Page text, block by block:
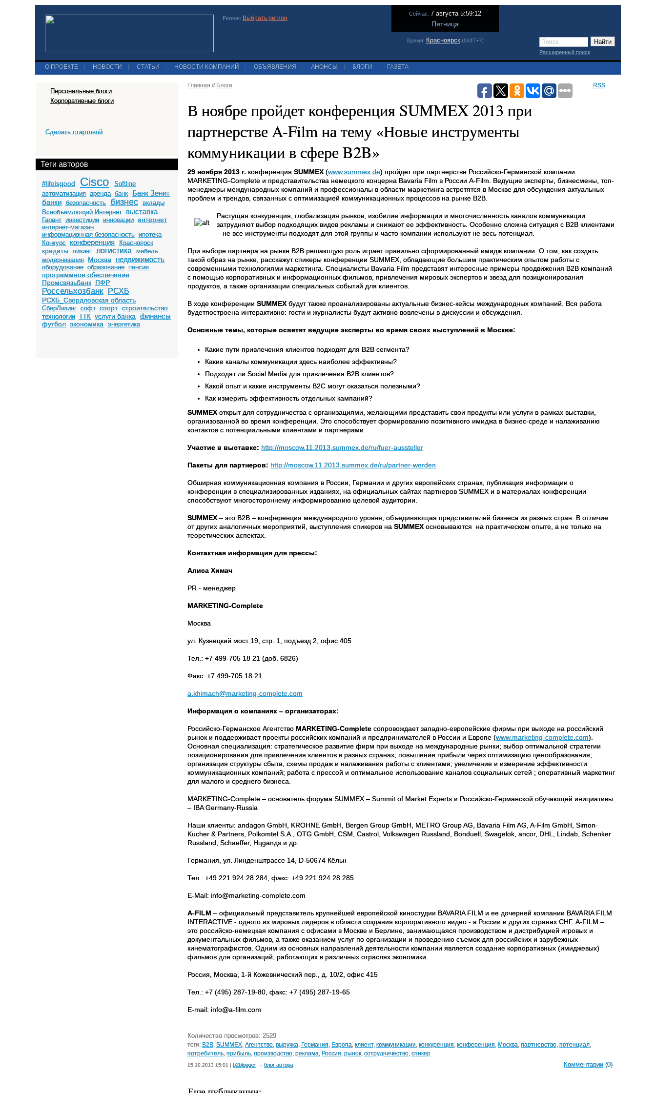
Регион: Выбрать регион
Сейчас: 7 августа 5:59:12
Пятница
Время: Красноярск(GMT+7)
Расширенный поиск
О ПРОЕКТЕ НОВОСТИ СТАТЬИ НОВОСТИ КОМПАНИЙ ОБЪЯВЛЕНИЯ АНОНСЫ БЛОГИ ГАЗЕТА
Персональные блоги
Корпоративные блоги
Сделать стартовой
Теги авторов
#lifeisgood Cisco
Softline
автоматизация аренда банк
Банк Зенит
банки безопасность бизнес
вклады
Всеобъемлющий Интернет
выставка
Гарант инвестиции инновации интернет
интернет-магазин
информационная безопасность ипотека
Конкурс
конференция Красноярск
кредиты лизинг логистика
мебель
модернизация
Москва недвижимость
оборудование образование пенсия
программное обеспечение
Промсвязьбанк ПФР
Россельхозбанк РСХБ
РСХБ_Свердловская область
СберЛизинг софт спорт строительство
технологии ТТК услуги банка финансы
футбол экономика энергетика
Главная // Блоги RSS
В ноябре пройдет конференция SUMMEX 2013 при
партнерстве A-Film на тему «Новые инструменты
коммуникации в сфере B2B»
29 ноября 2013 г. конференция SUMMEX (www.summex.de) пройдет при партнерстве Российско-Германской компании
MARKETING-Complete и представительства немецкого концерна Bavaria Film в России A-Film. Ведущие эксперты, бизнесмены, топ-
менеджеры международных компаний и профессионалы в области маркетинга встретятся в Москве для обсуждения актуальных
проблем и трендов, связанных с оптимизацией коммуникационных процессов на рынке B2B.
Растущая конкуренция, глобализация рынков, изобилие информации и многочисленность каналов коммуникации
затрудняют выбор подходящих видов рекламы и снижают ее эффективность. Особенно сложна ситуация с В2В клиентами
– не все инструменты подходят для этой группы и часто компании используют не весь потенциал.
При выборе партнера на рынке B2B решающую роль играет правильно сформированный имидж компании. О том, как создать
такой образ на рынке, расскажут спикеры конференции SUMMEX, обладающие большим практическим опытом работы с
современными технологиями маркетинга. Специалисты Bavaria Film представят интересные примеры продвижения В2В компаний
с помощью корпоративных и информационных фильмов, привлечения мировых экспертов и звезд для позиционирования
продуктов, а также организации специальных событий для клиентов.
В ходе конференции SUMMEX будут также проанализированы актуальные бизнес-кейсы международных компаний. Вся работа
будетпостроена интерактивно: гости и журналисты будут активно вовлечены в дискуссии и обсуждения.
Основные темы, которые осветят ведущие эксперты во время своих выступлений в Москве:
Какие пути привлечения клиентов подходят для В2В сегмента?
Какие каналы коммуникации здесь наиболее эффективны?
Подходят ли Social Media для привлечения В2В клиентов?
Какой опыт и какие инструменты В2С могут оказаться полезными?
Как измерить эффективность отдельных кампаний?
SUMMEX открыт для сотрудничества с организациями, желающими представить свои продукты или услуги в рамках выставки,
организованной во время конференции. Это способствует формированию позитивного имиджа в бизнес-среде и налаживанию
контактов с потенциальными клиентами и партнерами.
Участие в выставке: http://moscow.11.2013.summex.de/ru/fuer-aussteller
Пакеты для партнеров: http://moscow.11.2013.summex.de/ru/partner-werden
Обширная коммуникационная компания в России, Германии и других европейских странах, публикация информации о
конференции в специализированных изданиях, на официальных сайтах партнеров SUMMEX и в материалах конференции
способствуют многостороннему информированию целевой аудитории.
SUMMEX – это B2B – конференция международного уровня, объединяющая представителей бизнеса из разных стран. В отличие
от других аналогичных мероприятий, выступления спикеров на SUMMEX основываются на практическом опыте, а не только на
теоретических аспектах.
Контактная информация для прессы:
Алиса Химач
PR - менеджер
MARKETING-Complete
Москва
ул. Кузнецкий мост 19, стр. 1, подъезд 2, офис 405
Тел.: +7 499-705 18 21 (доб. 6826)
Факс: +7 499-705 18 21
a.khimach@marketing-complete.com
Информация о компаниях – организаторах:
Российско-Германское Агентство MARKETING-Complete сопровождает западно-европейские фирмы при выходе на российский
рынок и поддерживает проекты российских компаний и предпринимателей в России и Европе (www.marketing-complete.com).
Основная специализация: стратегическое развитие фирм при выходе на международные рынки; выбор оптимальной стратегии
позиционирования для привлечения клиентов в разных странах; повышение прибыли через оптимизацию ценообразования;
организация структуры сбыта, схемы продаж и налаживания работы с клиентами; увеличение и измерение эффективности
коммуникационных компаний; работа с прессой и оптимальное использование каналов социальных сетей ; оперативный маркетинг
для малого и среднего бизнеса.
MARKETING-Complete – основатель форума SUMMEX – Summit of Market Experts и Российско-Германской обучающей инициативы
– IBA Germany-Russia
Наши клиенты: andagon GmbH, KROHNE GmbH, Bergen Group GmbH, METRO Group AG, Bavaria Film AG, A-Film GmbH, Simon-
Kucher & Partners, Polkomtel S.A., OTG GmbH, CSM, Castrol, Volkswagen Russland, Bonduell, Swagelok, ancor, DHL, Lindab, Schenker
Russland, Schaeffer, Hцganдs и др.
Германия, ул. Линденштрассе 14, D-50674 Кёльн
Тел.: +49 221 924 28 284, факс: +49 221 924 28 285
E-Mail: info@marketing-complete.com
A-FILM – официальный представитель крупнейшей европейской киностудии BAVARIA FILM и ее дочерней компании BAVARIA FILM
INTERACTIVE - одного из мировых лидеров в области создания корпоративного видео - в России и других странах СНГ. A-FILM –
это российско-немецкая компания с офисами в Москве и Берлине, занимающаяся производством и дистрибуцией игровых и
документальных фильмов, а также оказанием услуг по организации и проведению съемок для российских и зарубежных
кинематографистов. Одним из основных направлений деятельности компании является создание корпоративных (имиджевых)
фильмов для организаций, работающих в различных отраслях экономики.
Россия, Москва, 1-й Кожевнический пер., д. 10/2, офис 415
Тел.: +7 (495) 287-19-80, факс: +7 (495) 287-19-65
E-mail: info@a-film.com
Количество просмотров: 2529
теги: B2B SUMMEX Агентство выручка Германия Европа клиент, коммуникации конкуренция конференция Москва партнерство потенциал
потребитель прибыль производство реклама Россия рынок сотрудничество спикер
15.10.2013 15:01 | b2blogger → блог автора Комментарии (0)